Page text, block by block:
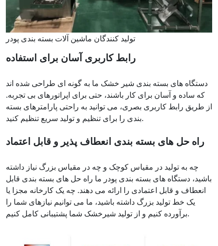
تولید کنندگان ماشین آلات بسته بندی پودر
رابط کاربری آسان برای استفاده
دستگاه های بسته بندی شیر خشک ما به گونه ای طراحی شده اند
که ساده و آسان برای کار باشند، حتی برای اپراتورهای بی تجربه.
از طریق رابط کاربری بصری، می توانید به راحتی پارامترهای بسته
بندی را برای تنظیم و تولید سریع تنظیم کنید.
راه حل های بسته بندی انعطاف پذیر و قابل اعتماد
چه به تولید در مقیاس کوچک و چه در مقیاس بزرگ نیاز داشته
باشید، دستگاه های بسته بندی پودر ما راه حل های بسته بندی قابل
انعطاف و قابل اعتمادی را ارائه می دهند. چه یک کارخانه مجزا یا
یک خط تولید بزرگ داشته باشید، ما می توانیم نیازهای شما را
برآورده کنیم و از تولید شیرخشک شما پشتیبانی کامل کنیم.